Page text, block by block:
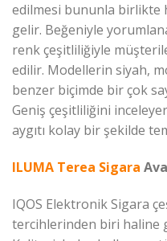
edilmesi bununla birlikte
gelir. Beğeniyle
renk çeşitliliğiyle
edilir. Modellerin siyah,
benzer biçimde bir çok
Geniş çeşitliliğini
aygıtı kolay bir şekilde
ILUMA Terea Sigara
IQOS Elektronik Sigara
tercihlerinden biri haline